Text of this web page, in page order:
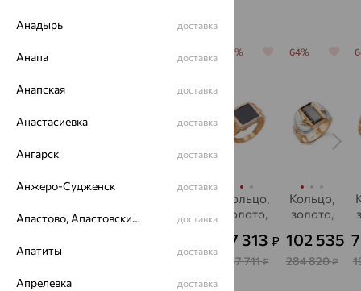
золото,
золото,
оникс
182 722
70%
Кольцо,
золото,
47 313 ₽
157 711₽
64%
Кольцо,
золото,
102 535 ₽
284 820₽
Анадырь доставка
Анапа доставка
Анапская доставка
Анастасиевка доставка
Ангарск доставка
Анжеро-Судженск доставка
Апастово, Апастовский район доставка
Апатиты доставка
Апрелевка доставка